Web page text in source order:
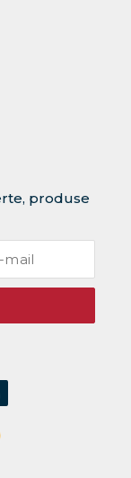
produse